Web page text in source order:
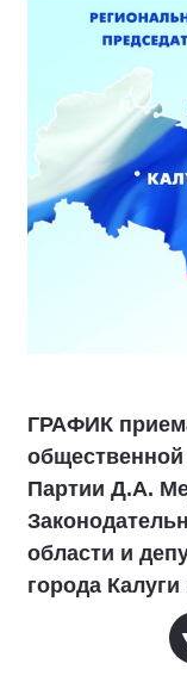
ГРАФИК
Партии Д.А.
области и
города